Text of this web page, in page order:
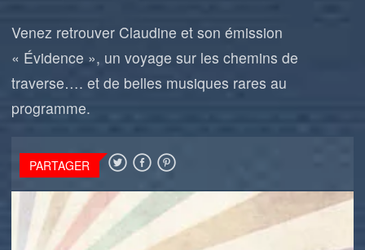
Venez retrouver Claudine et son émission
« Évidence », un voyage sur les chemins de
traverse…. et de belles musiques rares au
programme.
PARTAGER